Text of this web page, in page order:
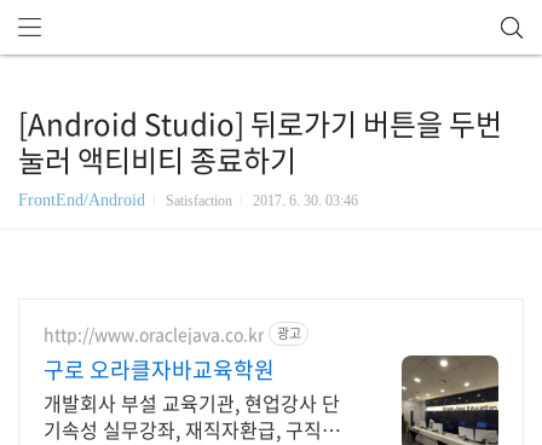
[Android Studio] 뒤로가기 버튼을 두번
눌러 액티비티 종료하기
FrontEnd/Android Satisfaction 2017. 6. 30. 03:46
http://www.oraclejava.co.kr 광고
구로 오라클자바교육학원
개발회사 부설 교육기관, 현업강사 단
기속성 실무강좌, 재직자환급, 구직자